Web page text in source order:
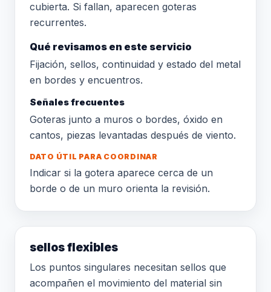
cubierta. Si fallan, aparecen goteras
recurrentes.
Qué revisamos en este servicio
Fijación, sellos, continuidad y estado del metal
en bordes y encuentros.
Señales frecuentes
Goteras junto a muros o bordes, óxido en
cantos, piezas levantadas después de viento.
DATO ÚTIL PARA COORDINAR
Indicar si la gotera aparece cerca de un
borde o de un muro orienta la revisión.
sellos flexibles
Los puntos singulares necesitan sellos que
acompañen el movimiento del material sin